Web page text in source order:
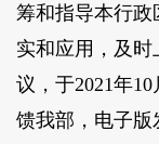
筹和指导本行
实和应用，及
议，于2021年
馈我部，电子版